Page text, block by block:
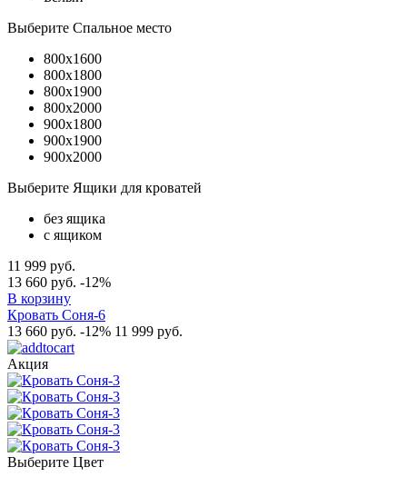
Выберите Спальное место
800x1600
800x1800
800x1900
800x2000
900x1800
900x1900
900x2000
Выберите Ящики для кроватей
без ящика
с ящиком
11 999 руб.
13 660 руб. -12%
В корзину
Кровать Соня-6
13 660 руб. -12% 11 999 руб.
Акция
Выберите Цвет